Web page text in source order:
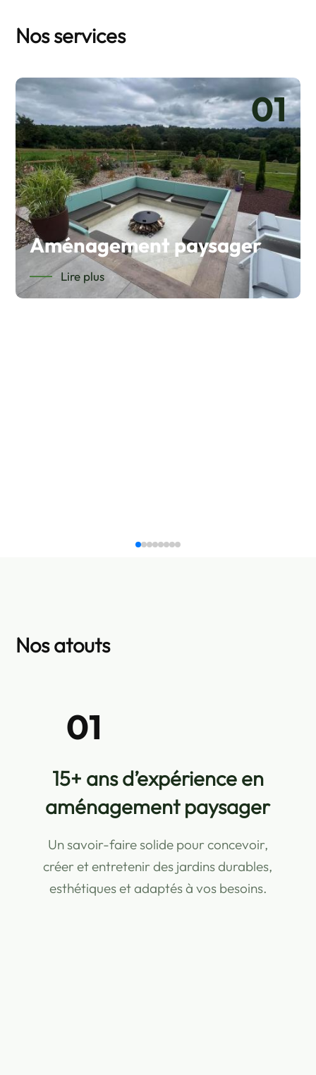
Nos services
Aménagement paysager
Lire plus
Nos atouts
02
Garantie décennale pour vos
travaux extérieurs
Des réalisations couvertes et sécurisées,
pour investir en toute confiance dans vos
aménagements extérieurs.